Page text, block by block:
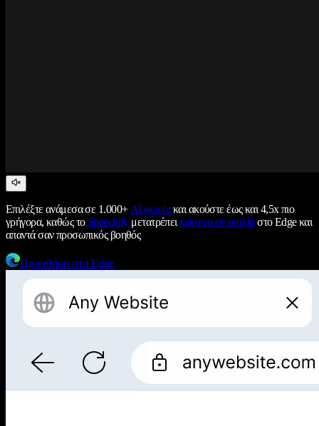
Επιλέξτε ανάμεσα σε 1.000+ AI φωνέςκαι ακούστε έως και 4,5x πιο
γρήγορα, καθώς το Speechifyμετατρέπεικείμενο σε ομιλίαστο Edge και
απαντά σαν προσωπικός βοηθός
Προσθήκη στο Edge